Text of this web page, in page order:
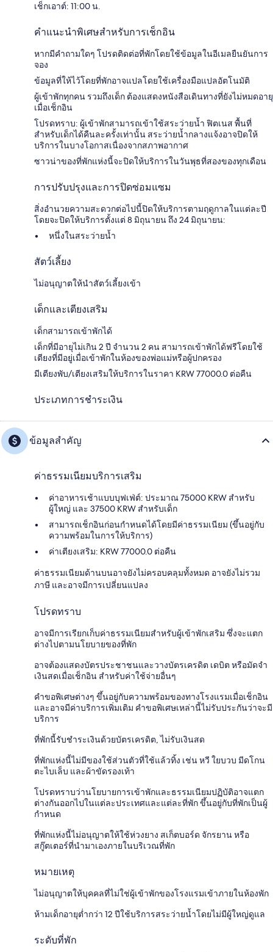
เช็กเอาต์: 11:00 น.
คำแนะนำพิเศษสำหรับการเช็กอิน
หากมีคำถามใดๆ โปรดติดต่อที่พักโดยใช้ข้อมูลในอีเมลยืนยันการ
จอง
ข้อมูลที่ให้ไว้โดยที่พักอาจแปลโดยใช้เครื่องมือแปลอัตโนมัติ
ผู้เข้าพักทุกคน รวมถึงเด็ก ต้องแสดงหนังสือเดินทางที่ยังไม่หมดอายุ
เมื่อเช็กอิน
โปรดทราบ: ผู้เข้าพักสามารถเข้าใช้สระว่ายน้ำ ฟิตเนส พื้นที่
สำหรับเด็กได้คืนละครั้งเท่านั้น สระว่ายน้ำกลางแจ้งอาจปิดให้
บริการในบางโอกาสเนื่องจากสภาพอากาศ
ซาวน่าของที่พักแห่งนี้จะปิดให้บริการในวันพุธที่สองของทุกเดือน
การปรับปรุงและการปิดซ่อมแซม
สิ่งอำนวยความสะดวกต่อไปนี้ปิดให้บริการตามฤดูกาลในแต่ละปี
โดยจะปิดให้บริการตั้งแต่ 8 มิถุนายน ถึง 24 มิถุนายน:
หนึ่งในสระว่ายน้ำ
สัตว์เลี้ยง
ไม่อนุญาตให้นำสัตว์เลี้ยงเข้า
เด็กและเตียงเสริม
เด็กสามารถเข้าพักได้
เด็กที่มีอายุไม่เกิน 2 ปี จำนวน 2 คน สามารถเข้าพักได้ฟรีโดยใช้
เตียงที่มีอยู่เมื่อเข้าพักในห้องของพ่อแม่หรือผู้ปกครอง
มีเตียงพับ/เตียงเสริมให้บริการในราคา KRW 77000.0 ต่อคืน
ประเภทการชำระเงิน
ข้อมูลสำคัญ
ค่าธรรมเนียมบริการเสริม
ค่าอาหารเช้าแบบบุฟเฟ่ต์: ประมาณ 75000 KRW สำหรับ
ผู้ใหญ่ และ 37500 KRW สำหรับเด็ก
สามารถเช็กอินก่อนกำหนดได้โดยมีค่าธรรมเนียม (ขึ้นอยู่กับ
ความพร้อมในการให้บริการ)
ค่าเตียงเสริม: KRW 77000.0 ต่อคืน
ค่าธรรมเนียมด้านบนอาจยังไม่ครอบคลุมทั้งหมด อาจยังไม่รวม
ภาษี และอาจมีการเปลี่ยนแปลง
โปรดทราบ
อาจมีการเรียกเก็บค่าธรรมเนียมสำหรับผู้เข้าพักเสริม ซึ่งจะแตก
ต่างไปตามนโยบายของที่พัก
อาจต้องแสดงบัตรประชาชนและวางบัตรเครดิต เดบิต หรือมัดจำ
เงินสดเมื่อเช็กอิน สำหรับค่าใช้จ่ายอื่นๆ
คำขอพิเศษต่างๆ ขึ้นอยู่กับความพร้อมของทางโรงแรมเมื่อเช็กอิน
และอาจมีค่าบริการเพิ่มเติม คำขอพิเศษเหล่านี้ไม่รับประกันว่าจะมี
บริการ
ที่พักนี้รับชำระเงินด้วยบัตรเครดิต, ไม่รับเงินสด
ที่พักแห่งนี้ไม่มีของใช้ส่วนตัวที่ใช้แล้วทิ้ง เช่น หวี ใยบวบ มีดโกน
ตะไบเล็บ และผ้าขัดรองเท้า
โปรดทราบว่านโยบายการเข้าพักและธรรมเนียมปฏิบัติอาจแตก
ต่างกันออกไปในแต่ละประเทศและแต่ละที่พัก ขึ้นอยู่กับที่พักเป็นผู้
กำหนด
ที่พักแห่งนี้ไม่อนุญาตให้ใช้ห่วงยาง สเก็ตบอร์ด จักรยาน หรือ
สกู๊ตเตอร์ที่นำมาเองภายในบริเวณที่พัก
หมายเหตุ
ไม่อนุญาตให้บุคคลที่ไม่ใช่ผู้เข้าพักของโรงแรมเข้าภายในห้องพัก
ห้ามเด็กอายุต่ำกว่า 12 ปีใช้บริการสระว่ายน้ำโดยไม่มีผู้ใหญ่ดูแล
ระดับที่พัก